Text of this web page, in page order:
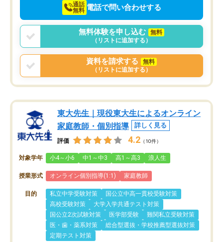
通話
無料 電話で問い合わせする
無料体験を申し込む
無料
（リストに追加する）
資料を請求する
無料
（リストに追加する）
東大先生｜現役東大生によるオンライン
家庭教師・個別指導
詳しく見る
評価 4.2 （10件）
対象学年 小4～小6 中1～中3 高1～高3 浪人生
授業形式 オンライン個別指導(1:1) 家庭教師
目的 私立中学受験対策
国公立中高一貫校受験対策
高校受験対策
大学入学共通テスト対策
国公立2次試験対策
医学部受験
難関私立受験対策
医・歯・薬系対策
総合型選抜・学校推薦型選抜対策
定期テスト対策